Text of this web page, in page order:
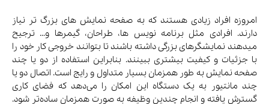
امروزه افراد زیادی هستند که به صفحه نمایش های بزرگ تر نیاز
دارند. افرادی مثل برنامه نویس ها، طراحان، گیمرها و… ترجیح
میدهند نمایشگرهای بزرگی داشته باشند تا بتوانند خروجی کار خود را
با جزئیات و کیفیت بیشتری ببینند. بنابراین استفاده از دو یا چند
صفحه نمایش به طور همزمان بسیار متداول و رایج است. اتصال دو یا
چند مانتیور به یک دستگاه این امکان را می‌دهد که فضای کاری
گسترش یافته و انجام چندین وظیفه به‌ صورت همزمان ساده‌تر شود.